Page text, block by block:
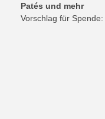
Patés und mehr
Vorschlag für Spende: